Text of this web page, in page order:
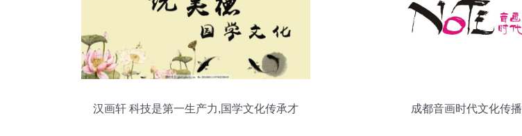
汉画轩 科技是第一生产力,国学文化传承才
成都音画时代文化传播